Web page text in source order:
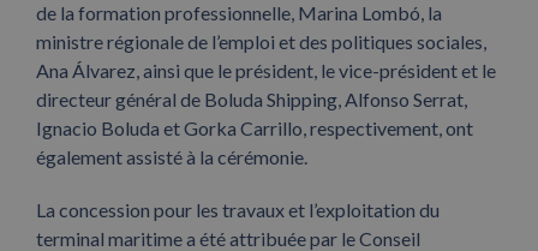
de la formation professionnelle, Marina Lombó, la
ministre régionale de l’emploi et des politiques sociales,
Ana Álvarez, ainsi que le président, le vice-président et le
directeur général de Boluda Shipping, Alfonso Serrat,
Ignacio Boluda et Gorka Carrillo, respectivement, ont
également assisté à la cérémonie.
La concession pour les travaux et l’exploitation du
terminal maritime a été attribuée par le Conseil